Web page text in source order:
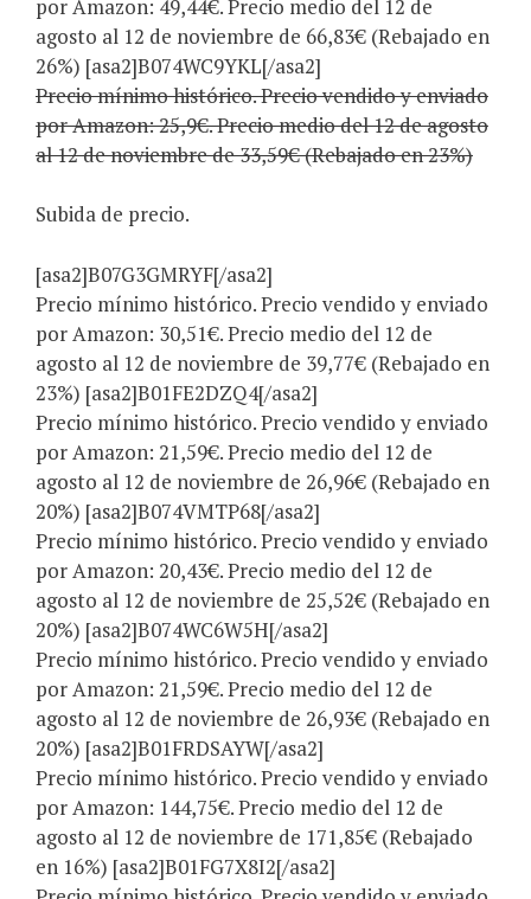
por Amazon: 49,44€. Precio medio del 12 de
agosto al 12 de noviembre de 66,83€ (Rebajado en
26%) [asa2]B074WC9YKL[/asa2]
Precio mínimo histórico. Precio vendido y enviado
por Amazon: 25,9€. Precio medio del 12 de agosto
al 12 de noviembre de 33,59€ (Rebajado en 23%)
Subida de precio.
[asa2]B07G3GMRYF[/asa2]
Precio mínimo histórico. Precio vendido y enviado
por Amazon: 30,51€. Precio medio del 12 de
agosto al 12 de noviembre de 39,77€ (Rebajado en
23%) [asa2]B01FE2DZQ4[/asa2]
Precio mínimo histórico. Precio vendido y enviado
por Amazon: 21,59€. Precio medio del 12 de
agosto al 12 de noviembre de 26,96€ (Rebajado en
20%) [asa2]B074VMTP68[/asa2]
Precio mínimo histórico. Precio vendido y enviado
por Amazon: 20,43€. Precio medio del 12 de
agosto al 12 de noviembre de 25,52€ (Rebajado en
20%) [asa2]B074WC6W5H[/asa2]
Precio mínimo histórico. Precio vendido y enviado
por Amazon: 21,59€. Precio medio del 12 de
agosto al 12 de noviembre de 26,93€ (Rebajado en
20%) [asa2]B01FRDSAYW[/asa2]
Precio mínimo histórico. Precio vendido y enviado
por Amazon: 144,75€. Precio medio del 12 de
agosto al 12 de noviembre de 171,85€ (Rebajado
en 16%) [asa2]B01FG7X8I2[/asa2]